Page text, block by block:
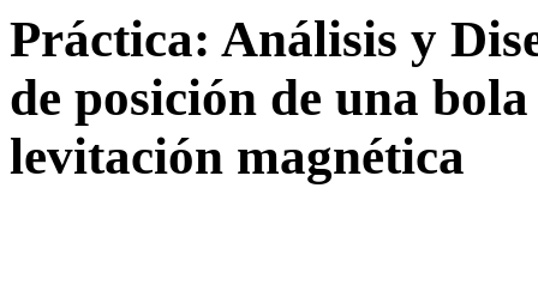
Práctica: Análisis y
de posición de una bola
levitación magnética